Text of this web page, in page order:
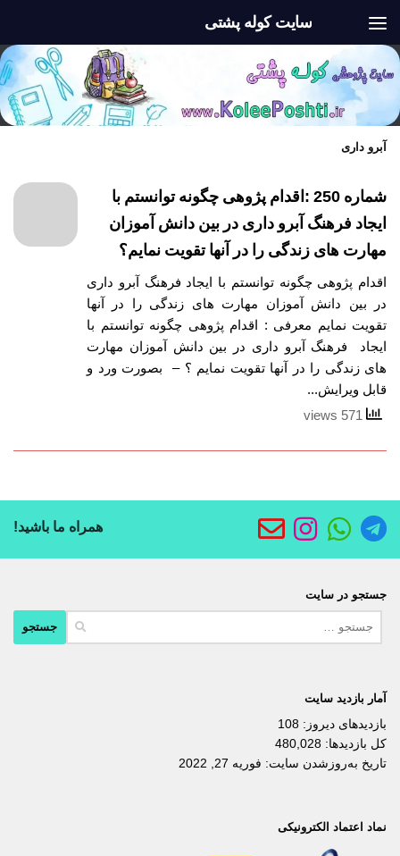
سایت کوله پشتی
آبرو داری
شماره 250 :اقدام پژوهی چگونه توانستم با
ایجاد فرهنگ آبرو داری در بین دانش آموزان
مهارت های زندگی را در آنها تقویت نمایم؟
اقدام پژوهی چگونه توانستم با ایجاد فرهنگ آبرو داری
در بین دانش آموزان مهارت های زندگی را در آنها
تقویت نمایم معرفی : اقدام پژوهی چگونه توانستم با
ایجاد فرهنگ آبرو داری در بین دانش آموزان مهارت
های زندگی را در آنها تقویت نمایم ؟ – بصورت ورد و
قابل ویرایش...
همراه ما باشید!
جستجو در سایت
آمار بازدید سایت
بازدیدهای دیروز: 108
کل بازدیدها: 480,028
تاریخ به‌روزشدن سایت: فوریه 27, 2022
نماد اعتماد الکترونیکی